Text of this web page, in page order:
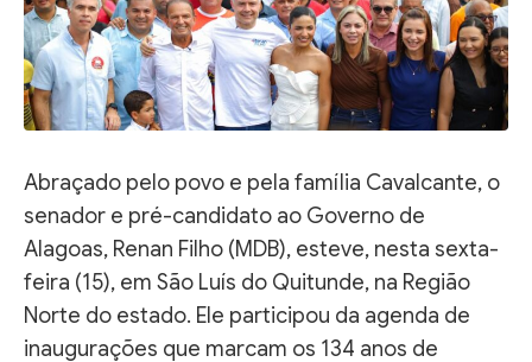
Abraçado pelo povo e pela família Cavalcante, o
senador e pré-candidato ao Governo de
Alagoas, Renan Filho (MDB), esteve, nesta sexta-
feira (15), em São Luís do Quitunde, na Região
Norte do estado. Ele participou da agenda de
inaugurações que marcam os 134 anos de